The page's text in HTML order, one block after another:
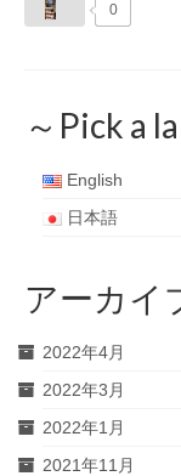
0
～Pick a
English
日本語
アーカイ
2022年4月
2022年3月
2022年1月
2021年11月